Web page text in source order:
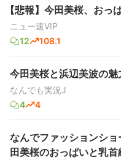
【悲報】今田美桜、おっ
ニュー速VIP
12
108.1
今田美桜と浜辺美波の
なんでも実況J
4
4
なんでファッションシ
田美桜のおっぱいと乳首